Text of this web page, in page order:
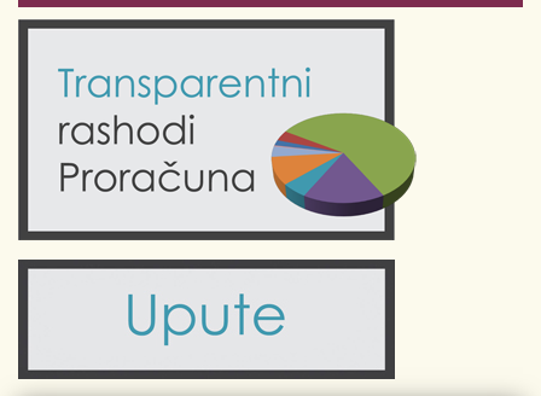
Odluke Grada Krka (Službene novine PGŽ)
Obrazovanje
Komunalne usluge
Civilni sektor (arhiva udruga)
Sport i rekreacija
Krk 360° VR panorama
Krk uživo
Fotogalerije
Kalendar događanja
Turistička zajednica otoka Krka